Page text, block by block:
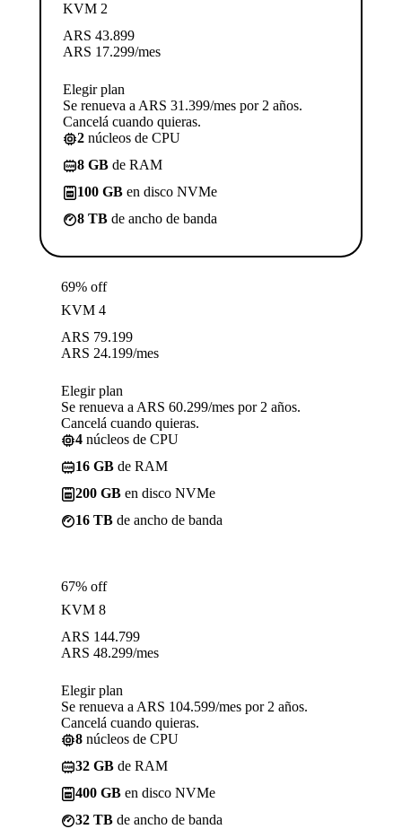
KVM 2
ARS 43.899
ARS 17.299/mes
Elegir plan
Se renueva a ARS 31.399/mes por 2 años.
Cancelá cuando quieras.
2 núcleos de CPU
8 GB de RAM
100 GB en disco NVMe
8 TB de ancho de banda
69% off
KVM 4
ARS 79.199
ARS 24.199/mes
Elegir plan
Se renueva a ARS 60.299/mes por 2 años.
Cancelá cuando quieras.
4 núcleos de CPU
16 GB de RAM
200 GB en disco NVMe
16 TB de ancho de banda
67% off
KVM 8
ARS 144.799
ARS 48.299/mes
Elegir plan
Se renueva a ARS 104.599/mes por 2 años.
Cancelá cuando quieras.
8 núcleos de CPU
32 GB de RAM
400 GB en disco NVMe
32 TB de ancho de banda